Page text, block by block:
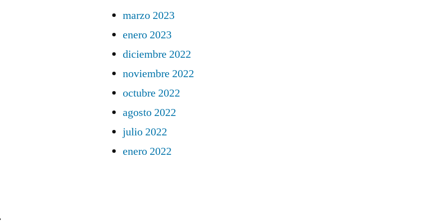
marzo 2023
enero 2023
diciembre 2022
noviembre 2022
octubre 2022
agosto 2022
julio 2022
enero 2022